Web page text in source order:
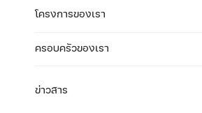
โครงการของเรา
ครอบครัวของเรา
ข่าวสาร